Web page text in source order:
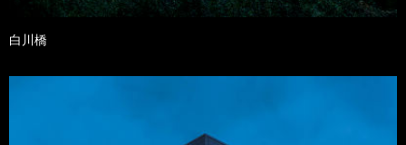
白川橋